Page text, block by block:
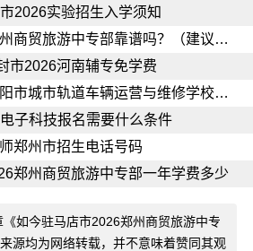
2026实验招生入学须知
贸旅游中专部靠谱吗？（建议收藏）
市2026河南辅专免学费
市轨道车辆运营与维修学校环境怎么样
子科技报名需要什么条件
郑州市招生电话号码
郑州商贸旅游中专部一年学费多少
《如今驻马店市2026郑州商贸旅游中专
源均为网络转载，并不意味着赞同其观